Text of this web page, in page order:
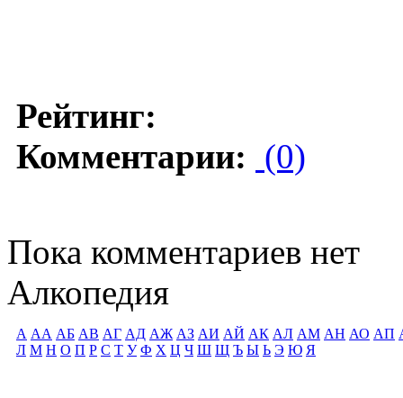
Рейтинг:
Комментарии: (0)
Пока комментариев нет
Алкопедия
А АА АБ АВ АГ АД АЖ АЗ АИ АЙ АК АЛ АМ АН АО АП
Л М Н О П Р С Т У Ф Х Ц Ч Ш Щ Ъ Ы Ь Э Ю Я